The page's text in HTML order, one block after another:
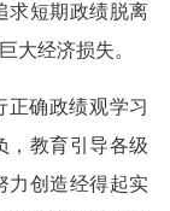
求短期政绩脱离
大经济损失。
确政绩观学习
，教育引导各级
力创造经得起实